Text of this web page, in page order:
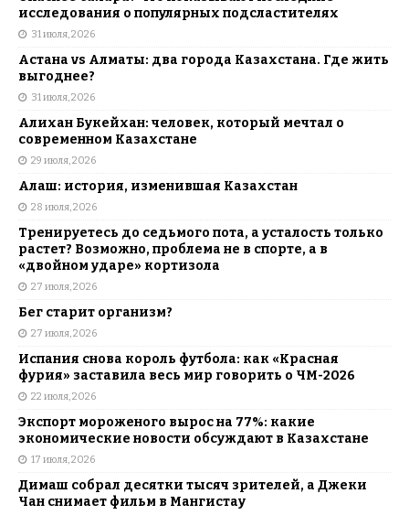
исследования о популярных подсластителях
31 июля, 2026
Астана vs Алматы: два города Казахстана. Где жить
выгоднее?
31 июля, 2026
Алихан Букейхан: человек, который мечтал о
современном Казахстане
29 июля, 2026
Алаш: история, изменившая Казахстан
28 июля, 2026
Тренируетесь до седьмого пота, а усталость только
растет? Возможно, проблема не в спорте, а в
«двойном ударе» кортизола
27 июля, 2026
Бег старит организм?
27 июля, 2026
Испания снова король футбола: как «Красная
фурия» заставила весь мир говорить о ЧМ-2026
22 июля, 2026
Экспорт мороженого вырос на 77%: какие
экономические новости обсуждают в Казахстане
17 июля, 2026
Димаш собрал десятки тысяч зрителей, а Джеки
Чан снимает фильм в Мангистау